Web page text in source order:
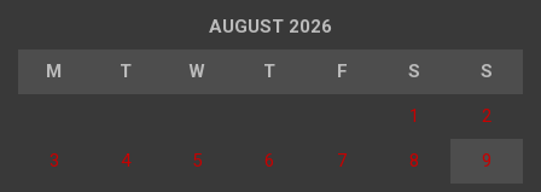
AUGUST 2026
M T W T F S S
1 2
3 4 5 6 7 8 9